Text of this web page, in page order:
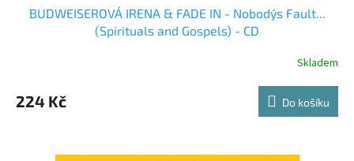
BUDWEISEROVÁ IRENA & FADE IN - Nobody´s Fault...
(Spirituals and Gospels) - CD
Skladem
224 Kč Do košíku